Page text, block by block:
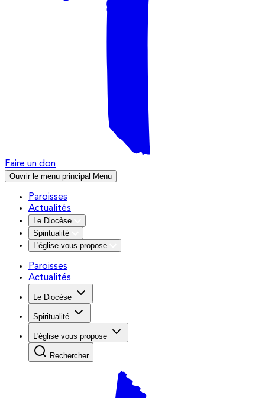
Faire un don
Ouvrir le menu principal Menu
Paroisses
Actualités
Le Diocèse
Spiritualité
L'église vous propose
Paroisses
Actualités
Le Diocèse
Spiritualité
L'église vous propose
Rechercher